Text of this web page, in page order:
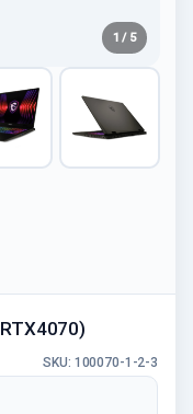
1 / 5
SKU: 100070-1-2-3